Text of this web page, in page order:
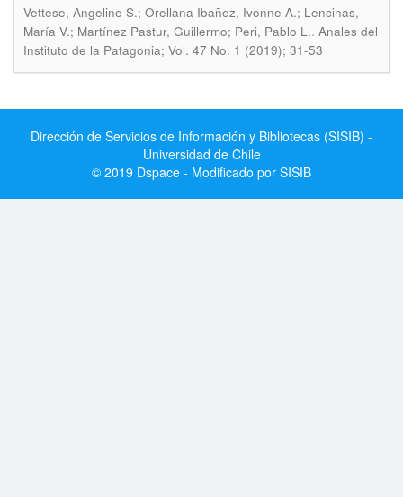
Vettese, Angeline S.; Orellana Ibañez, Ivonne A.; Lencinas,
María V.; Martínez Pastur, Guillermo; Peri, Pablo L.. Anales del
Instituto de la Patagonia; Vol. 47 No. 1 (2019); 31-53
Dirección de Servicios de Información y Bibliotecas (SISIB) -
Universidad de Chile
© 2019 Dspace - Modificado por SISIB